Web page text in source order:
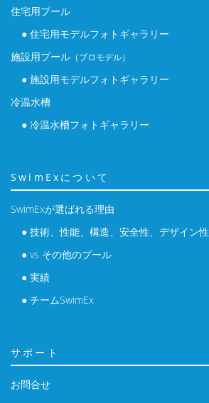
住宅用プール
● 住宅用モデルフォトギャラリー
施設用プール （プロモデル）
● 施設用モデルフォトギャラリー
冷温水槽
● 冷温水槽フォトギャラリー
SwimExについて
SwimExが選ばれる理由
● 技術、性能、構造、安全性、デザイン性
● vs その他のプール
● 実績
● チームSwimEx
サポート
お問合せ